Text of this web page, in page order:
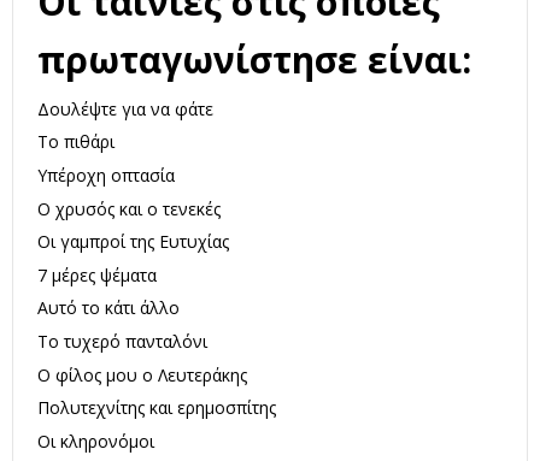
πρωταγωνίστησε είναι:
Δουλέψτε για να φάτε
Το πιθάρι
Υπέροχη οπτασία
Ο χρυσός και ο τενεκές
Οι γαμπροί της Ευτυχίας
7 μέρες ψέματα
Αυτό το κάτι άλλο
Το τυχερό πανταλόνι
Ο φίλος μου ο Λευτεράκης
Πολυτεχνίτης και ερημοσπίτης
Οι κληρονόμοι